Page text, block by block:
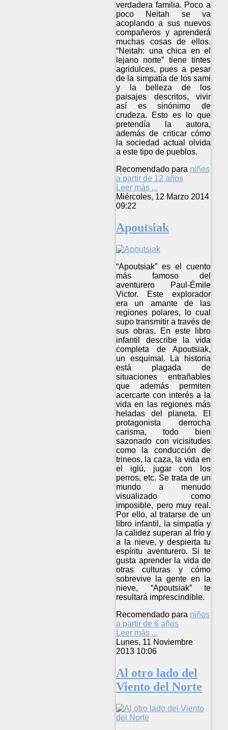
verdadera familia. Poco a
poco Neitah se va
acoplando a sus nuevos
compañeros y aprenderá
muchas cosas de ellos.
“Neitah: una chica en el
lejano norte” tiene tintes
agridulces, pues a pesar
de la simpatía de los sami
y la belleza de los
paisajes descritos, vivir
así es sinónimo de
crudeza. Esto es lo que
pretendía la autora,
además de criticar cómo
la sociedad actual olvida
a este tipo de pueblos.
Recomendado para niños
a partir de 12 años
Leer más ...
Miércoles, 12 Marzo 2014
09:22
Apoutsiak
“Apoutsiak” es el cuento
más famoso del
aventurero Paul-Émile
Victor. Este explorador
era un amante de las
regiones polares, lo cual
supo transmitir a través de
sus obras. En este libro
infantil describe la vida
completa de Apoutsiak,
un esquimal. La historia
está plagada de
situaciones entrañables
que además permiten
acercarte con interés a la
vida en las regiones más
heladas del planeta. El
protagonista derrocha
carisma, todo bien
sazonado con vicisitudes
como la conducción de
trineos, la caza, la vida en
el iglú, jugar con los
perros, etc. Se trata de un
mundo a menudo
visualizado como
imposible, pero muy real.
Por ello, al tratarse de un
libro infantil, la simpatía y
la calidez superan al frío y
a la nieve, y despierta tu
espíritu aventurero. Si te
gusta aprender la vida de
otras culturas y cómo
sobrevive la gente en la
nieve, “Apoutsiak” te
resultará imprescindible.
Recomendado para niños
a partir de 6 años
Leer más ...
Lunes, 11 Noviembre
2013 10:06
Al otro lado del
Viento del Norte